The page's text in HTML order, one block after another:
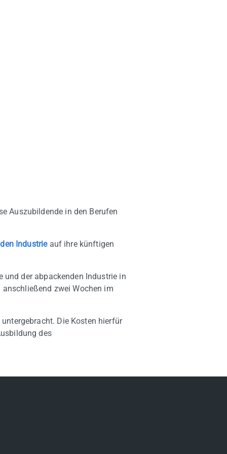
Auszubildende in den Berufen
Industrieauf ihre künftigen
und der abpackenden Industrie in
zwei Wochen im
Die Kosten hierfür
des